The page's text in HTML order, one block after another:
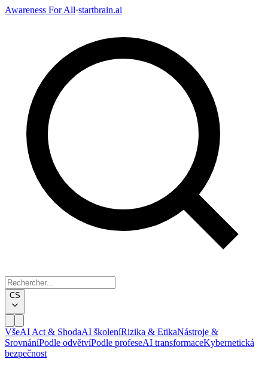
Awareness For All·startbrain.ai
CS
VšeAI Act & ShodaAI školeníRizika & EtikaNástroje &
SrovnáníPodle odvětvíPodle profeseAI transformaceKybernetická
bezpečnost